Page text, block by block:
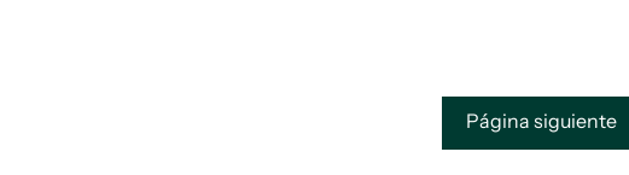
Página siguiente